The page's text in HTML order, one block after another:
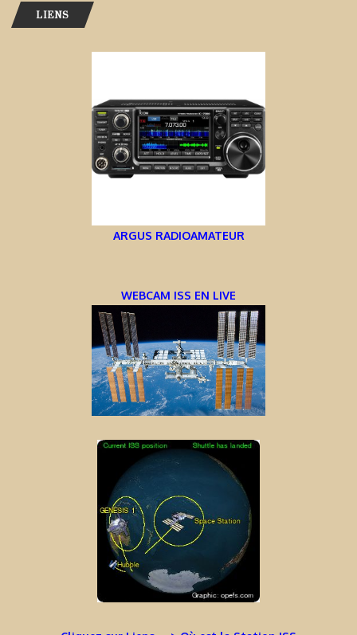
LIENS
ARGUS RADIOAMATEUR
WEBCAM ISS EN LIVE